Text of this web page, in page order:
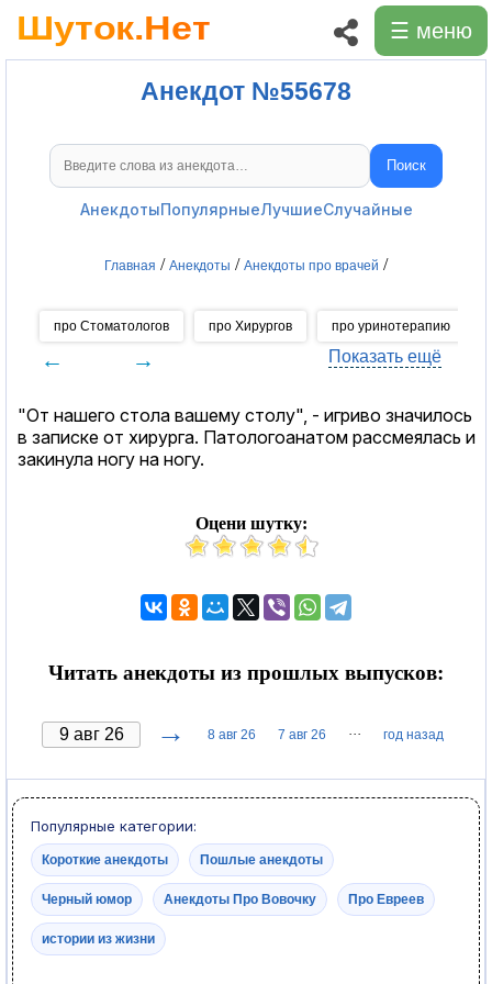
☰ меню
Анекдот №55678
Поиск анекдотов Поиск
АнекдотыПопулярныеЛучшиеСлучайные
Главная / Анекдоты / Анекдоты про врачей /
про Стоматологов про Хирургов про уринотерапию
← → Показать ещё
"От нашего стола вашему столу", - игриво значилось
в записке от хирурга. Патологоанатом рассмеялась и
закинула ногу на ногу.
Оцени шутку:
Читать анекдоты из прошлых выпусков:
→ 8 авг 26 7 авг 26 ··· год назад
Популярные категории:
Короткие анекдоты Пошлые анекдоты
Черный юмор Анекдоты Про Вовочку Про Евреев
истории из жизни